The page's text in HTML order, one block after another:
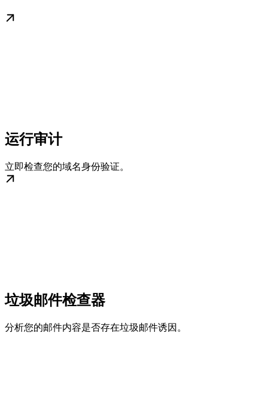
运行审计
立即检查您的域名身份验证。
垃圾邮件检查器
分析您的邮件内容是否存在垃圾邮件诱因。